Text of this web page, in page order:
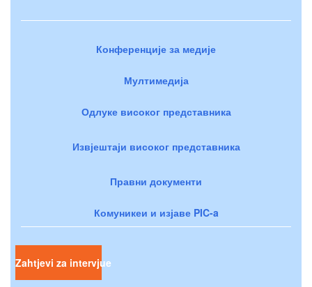
Конференције за медије
Мултимедија
Одлуке високог представника
Извјештаји високог представника
Правни документи
Комуникеи и изјаве PIC-a
Zahtjevi za intervjue